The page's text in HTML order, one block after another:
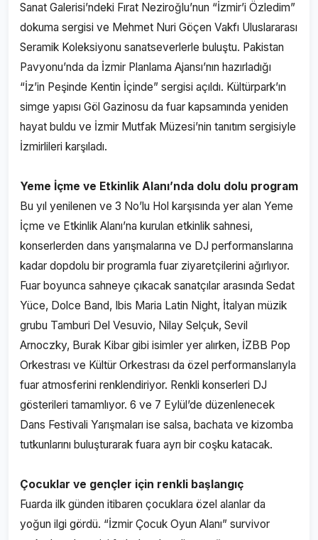
Sanat Galerisi’ndeki Fırat Neziroğlu’nun “İzmir’i Özledim”
dokuma sergisi ve Mehmet Nuri Göçen Vakfı Uluslararası
Seramik Koleksiyonu sanatseverlerle buluştu. Pakistan
Pavyonu’nda da İzmir Planlama Ajansı’nın hazırladığı
“İz’in Peşinde Kentin İçinde” sergisi açıldı. Kültürpark’ın
simge yapısı Göl Gazinosu da fuar kapsamında yeniden
hayat buldu ve İzmir Mutfak Müzesi’nin tanıtım sergisiyle
İzmirlileri karşıladı.
Yeme İçme ve Etkinlik Alanı’nda dolu dolu program
Bu yıl yenilenen ve 3 No’lu Hol karşısında yer alan Yeme
İçme ve Etkinlik Alanı’na kurulan etkinlik sahnesi,
konserlerden dans yarışmalarına ve DJ performanslarına
kadar dopdolu bir programla fuar ziyaretçilerini ağırlıyor.
Fuar boyunca sahneye çıkacak sanatçılar arasında Sedat
Yüce, Dolce Band, Ibis Maria Latin Night, İtalyan müzik
grubu Tamburi Del Vesuvio, Nilay Selçuk, Sevil
Arnoczky, Burak Kibar gibi isimler yer alırken, İZBB Pop
Orkestrası ve Kültür Orkestrası da özel performanslarıyla
fuar atmosferini renklendiriyor. Renkli konserleri DJ
gösterileri tamamlıyor. 6 ve 7 Eylül’de düzenlenecek
Dans Festivali Yarışmaları ise salsa, bachata ve kizomba
tutkunlarını buluşturarak fuara ayrı bir coşku katacak.
Çocuklar ve gençler için renkli başlangıç
Fuarda ilk günden itibaren çocuklara özel alanlar da
yoğun ilgi gördü. “İzmir Çocuk Oyun Alanı” survivor